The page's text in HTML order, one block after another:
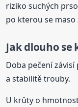
riziko suchých
po kterou se maso
Jak dlouho se
Doba pečení
a stabilitě trouby.
U krůty o